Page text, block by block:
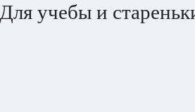
Для учебы и